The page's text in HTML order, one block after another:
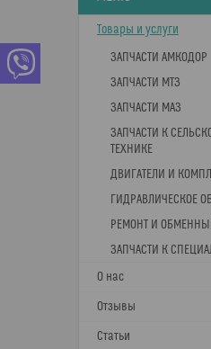
Товары и услуги
ЗАПЧАСТИ АМКОДОР
ЗАПЧАСТИ МТЗ
ЗАПЧАСТИ МАЗ
ЗАПЧАСТИ К
ТЕХНИКЕ
ДВИГАТЕЛИ И
ГИДРАВЛИЧЕСКОЕ
РЕМОНТ И
ЗАПЧАСТИ К
О нас
Отзывы
Статьи